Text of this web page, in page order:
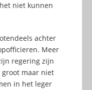
niet kunnen
achter
Meer
regering zijn
groot maar niet
in het leger